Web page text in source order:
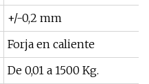
+/-0,2 mm
Forja en caliente
De 0,01 a 1500 Kg.